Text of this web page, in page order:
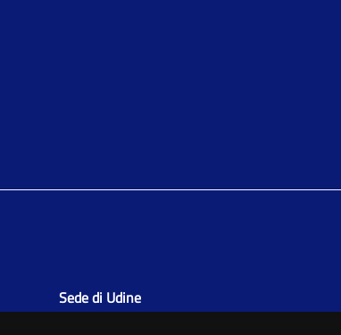
Sede di Udine
via della Prefettura, n. 10